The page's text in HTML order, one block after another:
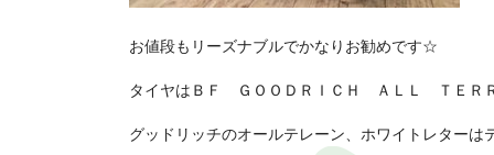
お値段もリーズナブルでかなりお勧めです☆
タイヤはＢＦ ＧＯＯＤＲＩＣＨ ＡＬＬ ＴＥＲ
グッドリッチのオールテレーン、ホワイトレターは